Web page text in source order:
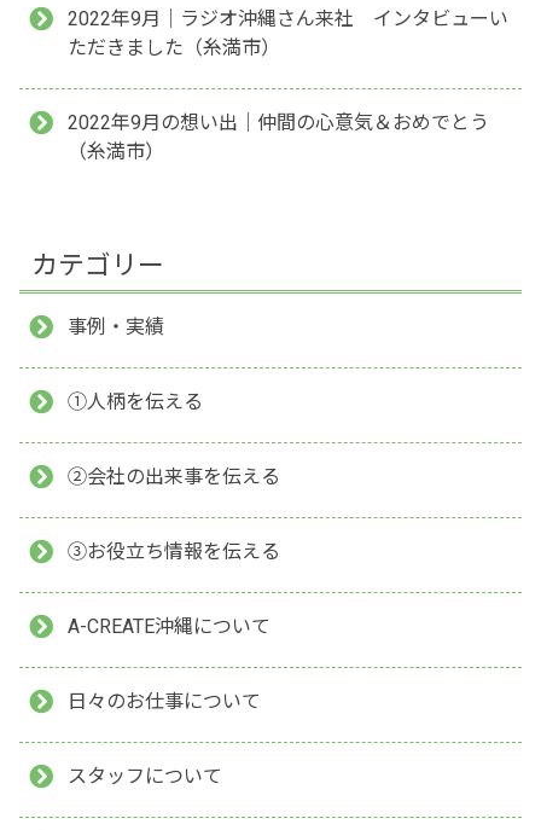
2022年9月｜ラジオ沖縄さん来社 インタビューい
ただきました（糸満市）
2022年9月の想い出｜仲間の心意気＆おめでとう
（糸満市）
カテゴリー
事例・実績
①人柄を伝える
②会社の出来事を伝える
③お役立ち情報を伝える
A-CREATE沖縄について
日々のお仕事について
スタッフについて